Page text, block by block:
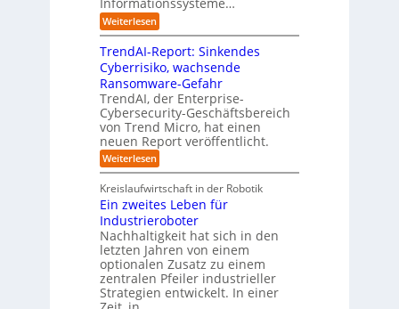
e
m
v
o
n
F
o
r
m
w
a
s
b
e
i
g
e
g
e
n
ü
b
e
r
n
i
c
h
t
-
e
u
r
o
p
b
e
i
d
e
r
O
r
i
e
n
t
i
e
r
u
n
g
Informationssysteme…
Weiterlesen:
I
n
d
u
s
t
r
i
a
l
A
I
n
S
A
P
:
W
i
e
s
TrendAI-Report: Sinkendes
Cyberrisiko, wachsende
Ransomware-Gefahr
TrendAI, der Enterprise-
Cybersecurity-Geschäftsbereich
von Trend Micro, hat einen
neuen Report veröffentlicht.
Weiterlesen:
T
e
n
d
A
I
-
R
e
p
Kreislaufwirtschaft in der Robotik
Ein zweites Leben für
Industrieroboter
Nachhaltigkeit hat sich in den
letzten Jahren von einem
optionalen Zusatz zu einem
zentralen Pfeiler industrieller
Strategien entwickelt. In einer